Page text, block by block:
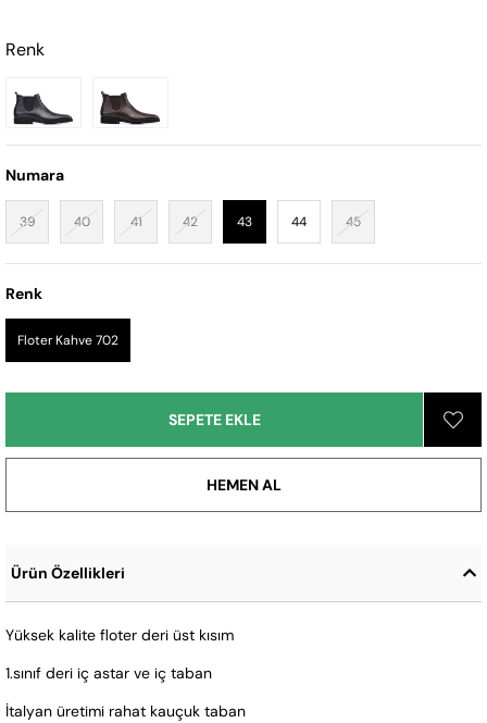
Renk
Numara
39 40 41 42 43 44 45
Renk
Floter Kahve 702
Ürün Özellikleri
Yüksek kalite floter deri üst kısım
1.sınıf deri iç astar ve iç taban
İtalyan üretimi rahat kauçuk taban